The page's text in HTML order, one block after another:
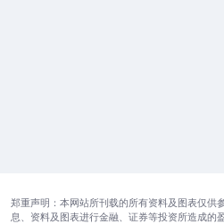
郑重声明：本网站所刊载的所有资料及图表仅供
息、资料及图表进行金融、证券等投资所造成的